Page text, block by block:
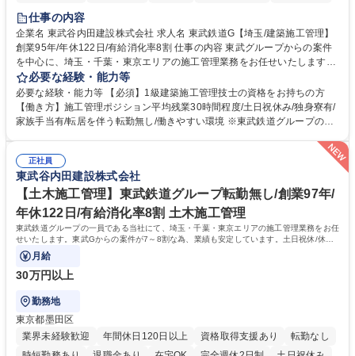
仕事の内容
企業名 東武谷内田建設株式会社 求人名 東武鉄道G【埼玉/建築施工管理】
創業95年/年休122日/有給消化率8割 仕事の内容 東武グループからの案件
を中心に、埼玉・千葉・東京エリアの施工管理業務をお任せいたします。
案件は東武グループからの受注が7～8割の為、業績安定。土日祝休/休日
出勤の場合も代休有りで働き方◎ 【詳細】ご経験や志向に合わせて、当社
の「建築事業(鉄道関連施設等)」「土木事業(鉄道関連や周辺の土木施
工)」「線路事業(東武鉄道の路線を中心とした工事)」のいずれかの配属に
ーアル/墨田区総合運動場/岩槻駅橋上化/隅田川修景工事/東京スカイツリー
駅付近仮線軌道切替工事【事例】https://tobu-yachida.co.jp/works/constru
ction/ 募集職種 東武鉄道G【埼玉/建築施工管理】創業95年/年休122日/有
給消化率8割
必要な経験・能力等
必要な経験・能力等 【必須】1級建築施工管理技士の資格をお持ちの方
【働き方】施工管理ポジション平均残業30時間程度/土日祝休み/独身寮有/
家族手当有/転居を伴う転勤無し/働きやすい環境 ※東武鉄道グループのた
ムを導入し、残業時間管理を行っており、腰を据えて長期的に就業可能な
環境です。【当社の魅力】■東武(鉄道)グループの一員であり、会社基盤と
して非常に安定 ■鉄道沿線での業務のため基本的に転勤、出張無 ■創業94
年の安定基盤/平均勤続年数16.9年で長期的就業可 ■業者とのフランクな関
係性◎(長い付き合いの業者が多いです) 学歴・資格 学歴：大学院 大学 高
専 短大 専修学校 高校 語学力： 資格：1級建築施工管理技士
正社員
東武谷内田建設株式会社
【土木施工管理】東武鉄道グループ転勤無し/創業97年/
年休122日/有給消化率8割 土木施工管理
東武鉄道グループの一員である当社にて、埼玉・千葉・東京エリアの施工管理業務をお任
せいたします。東武Gからの案件が7～8割な為、業績も安定しています。土日祝休/休日
出勤の場合も代休有りで働き方◎
月給
30万円以上
勤務地
東京都墨田区
業界未経験歓迎
年間休日120日以上 資格取得支援あり
転勤なし